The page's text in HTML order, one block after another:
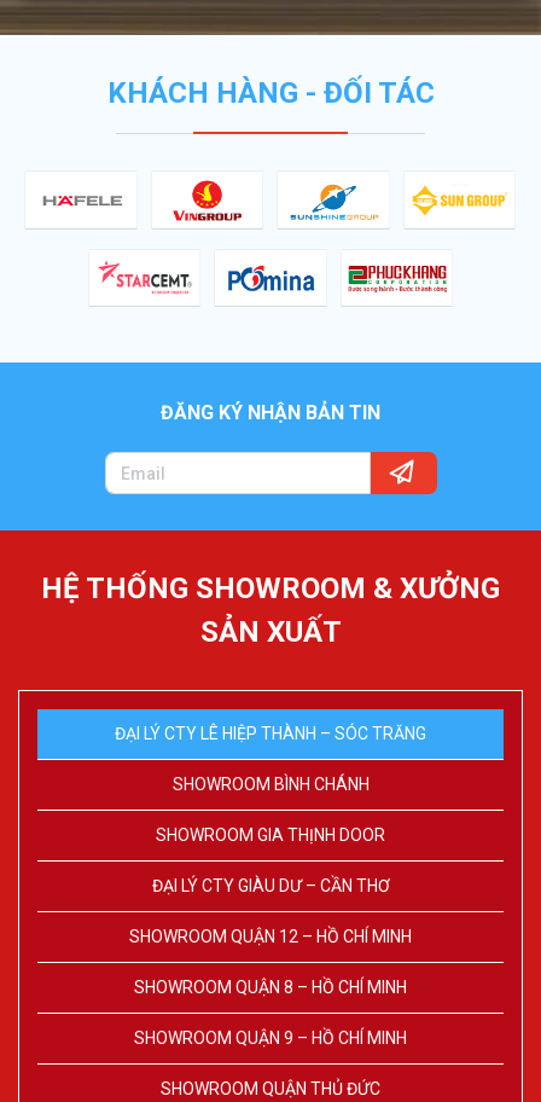
KHÁCH HÀNG - ĐỐI TÁC
ĐĂNG KÝ NHẬN BẢN TIN
HỆ THỐNG SHOWROOM & XƯỞNG
SẢN XUẤT
ĐẠI LÝ CTY LÊ HIỆP THÀNH – SÓC TRĂNG
SHOWROOM BÌNH CHÁNH
SHOWROOM GIA THỊNH DOOR
ĐẠI LÝ CTY GIÀU DƯ – CẦN THƠ
SHOWROOM QUẬN 12 – HỒ CHÍ MINH
SHOWROOM QUẬN 8 – HỒ CHÍ MINH
SHOWROOM QUẬN 9 – HỒ CHÍ MINH
SHOWROOM QUẬN THỦ ĐỨC